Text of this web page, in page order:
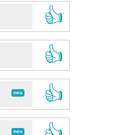
👍
👍
neu
👍
neu